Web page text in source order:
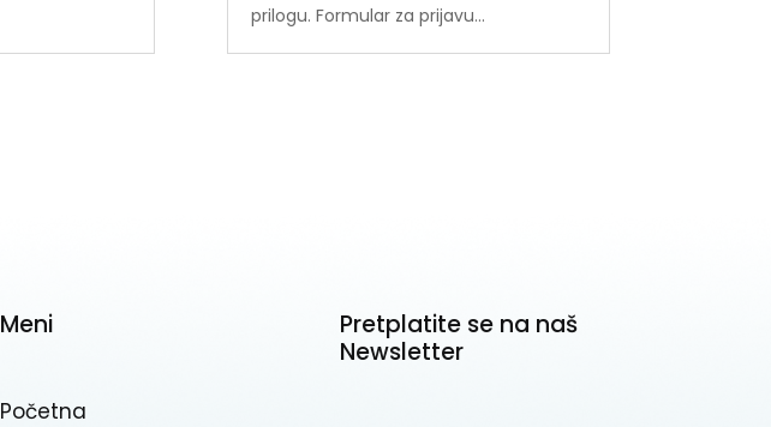
prilogu. Formular za prijavu...
Meni
Početna
Pretplatite se na naš
Newsletter